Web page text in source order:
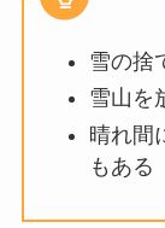
雪の捨
雪山を
晴れ間
もある